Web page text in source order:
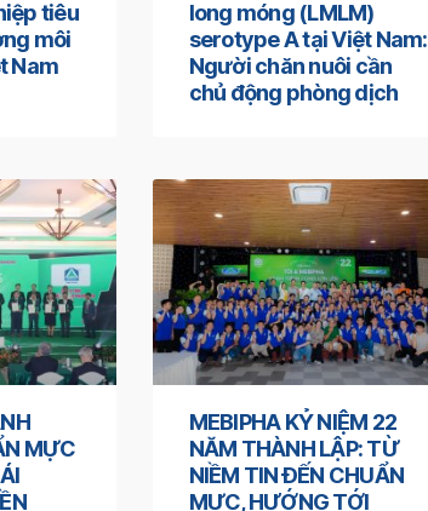
tiêu
môi
Nam
long móng (LMLM)
serotype A tại Việt Nam:
Người chăn nuôi cần
chủ động phòng dịch
MỰC
MEBIPHA KỶ NIỆM 22
NĂM THÀNH LẬP: TỪ
NIỀM TIN ĐẾN CHUẨN
MỰC, HƯỚNG TỚI